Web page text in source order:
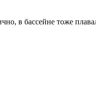
в бассейне тоже